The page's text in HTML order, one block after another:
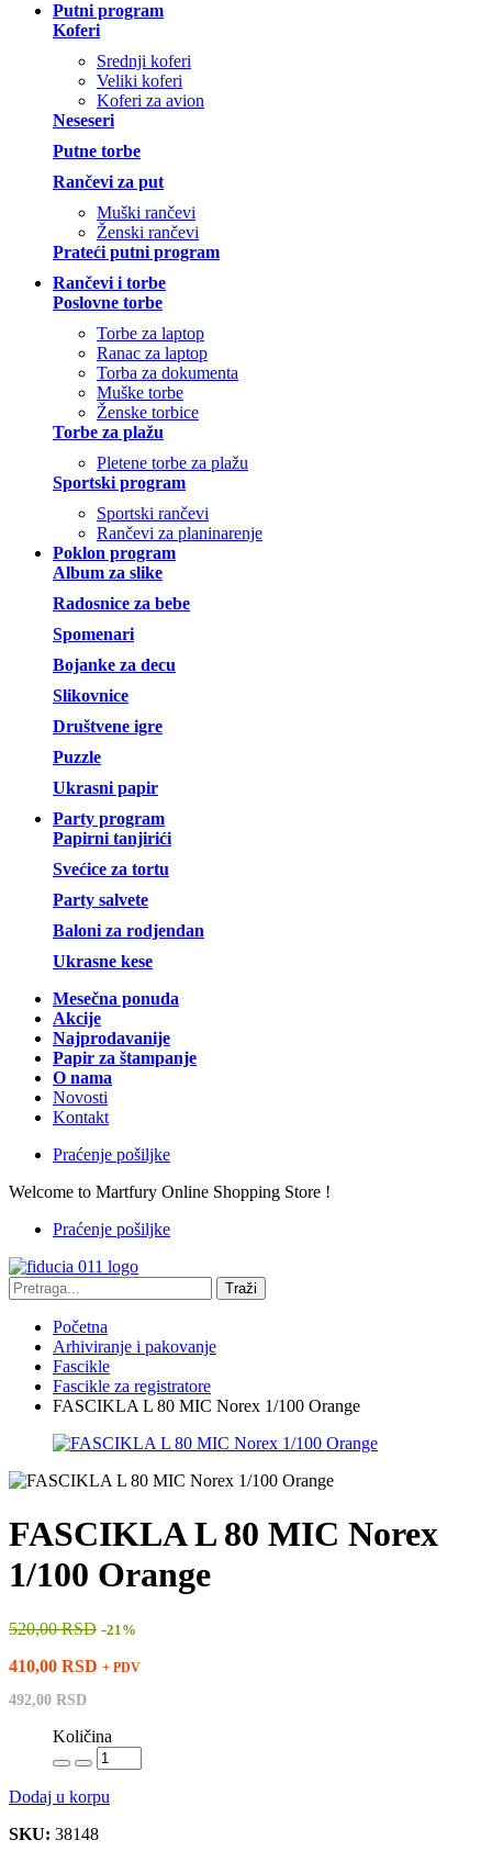
Putni program
Koferi
Srednji koferi
Veliki koferi
Koferi za avion
Neseseri
Putne torbe
Rančevi za put
Muški rančevi
Ženski rančevi
Prateći putni program
Rančevi i torbe
Poslovne torbe
Torbe za laptop
Ranac za laptop
Torba za dokumenta
Muške torbe
Ženske torbice
Torbe za plažu
Pletene torbe za plažu
Sportski program
Sportski rančevi
Rančevi za planinarenje
Poklon program
Album za slike
Radosnice za bebe
Spomenari
Bojanke za decu
Slikovnice
Društvene igre
Puzzle
Ukrasni papir
Party program
Papirni tanjirići
Svećice za tortu
Party salvete
Baloni za rodjendan
Ukrasne kese
Mesečna ponuda
Akcije
Najprodavanije
Papir za štampanje
O nama
Novosti
Kontakt
Praćenje pošiljke
Welcome to Martfury Online Shopping Store !
Praćenje pošiljke
Traži
Početna
Arhiviranje i pakovanje
Fascikle
Fascikle za registratore
FASCIKLA L 80 MIC Norex 1/100 Orange
FASCIKLA L 80 MIC Norex
1/100 Orange
520,00 RSD -21%
410,00 RSD + PDV
492,00 RSD
Količina
Dodaj u korpu
SKU: 38148